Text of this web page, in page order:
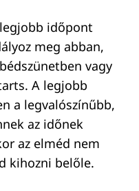
időpont
meg abban,
vagy
A legjobb
a legvalószínűbb,
az időnek
az elméd nem
kihozni belőle.